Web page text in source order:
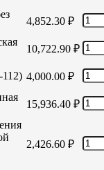
4,852.30 ₽
10,722.90 ₽
4,000.00 ₽
15,936.40 ₽
2,426.60 ₽